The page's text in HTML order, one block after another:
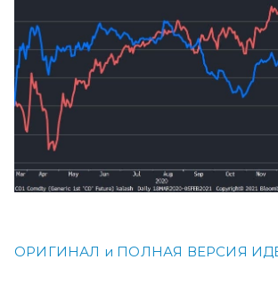
ОРИГИНАЛ и ПОЛНАЯ ВЕРСИЯ